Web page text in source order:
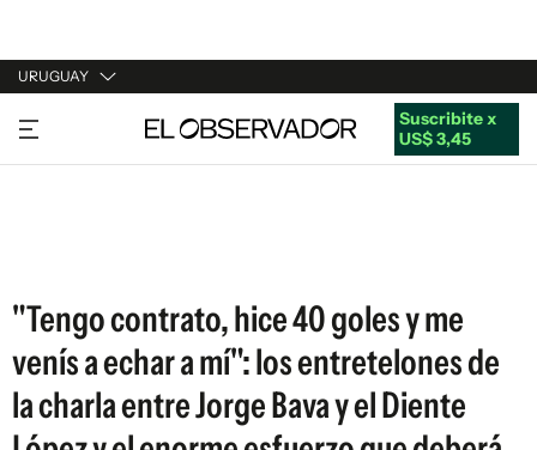
URUGUAY
URUGUAY
ARGENTINA
Suscribite x
US$ 3,45
"Tengo contrato, hice 40 goles y me
venís a echar a mí": los entretelones de
la charla entre Jorge Bava y el Diente